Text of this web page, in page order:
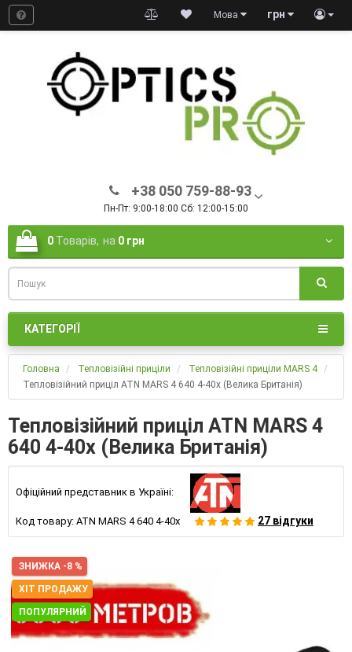
грн
Мова
+38 050 759-88-93
Пн-Пт: 9:00-18:00 Сб: 12:00-15:00
0 Товарів, на 0 грн
КАТЕГОРІЇ
Головна Тепловізійні приціли
Тепловізійні приціли MARS 4
Тепловізійний приціл ATN MARS 4 640 4-40x (Велика Британія)
Тепловізійний приціл ATN MARS 4
640 4-40x (Велика Британія)
Офіційний представник в Україні:
Код товару: ATN MARS 4 640 4-40x 27 відгуки
ЗНИЖКА -8 %
ХІТ ПРОДАЖУ
ПОПУЛЯРНИЙ